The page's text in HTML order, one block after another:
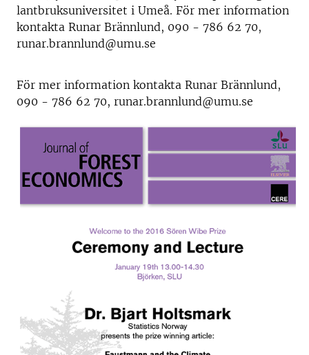
lantbruksuniversitet i Umeå. För mer information
kontakta Runar Brännlund, 090 - 786 62 70,
runar.brannlund@umu.se
För mer information kontakta Runar Brännlund,
090 - 786 62 70, runar.brannlund@umu.se